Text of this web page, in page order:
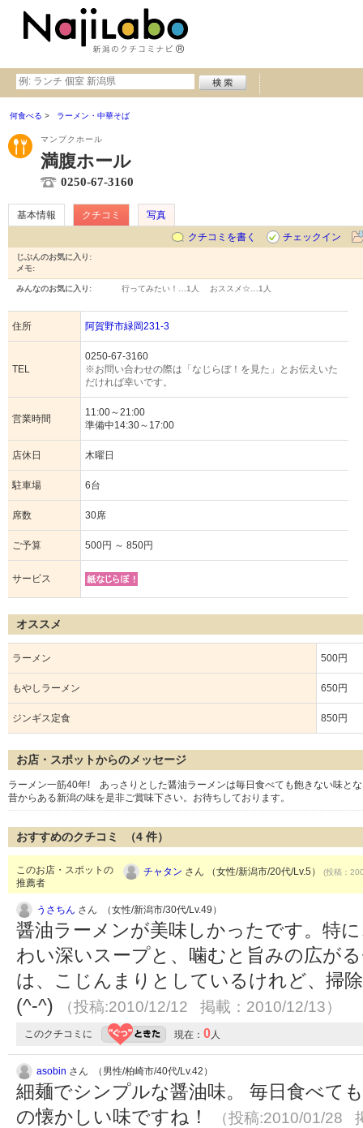
何食べる ラーメン・中華そば
マンプクホール
満腹ホール
0250-67-3160
基本情報 クチコミ
写真
クチコミを書く
チェックイン
じぶんのお気に入り:
メモ:
みんなのお気に入り: 行ってみたい！… 1人 おススメ☆… 1人
住所 阿賀野市緑岡231-3
TEL
0250-67-3160
※お問い合わせの際は「なじらぼ！を見た」とお伝えいた
だければ幸いです。
営業時間
11:00～21:00
準備中14:30～17:00
店休日 木曜日
駐車場 6台
席数 30席
ご予算 500円 ～ 850円
サービス
オススメ
ラーメン 500円
もやしラーメン 650円
ジンギス定食 850円
お店・スポットからのメッセージ
ラーメン一筋40年! あっさりとした醤油ラーメンは毎日食べても飽きない味と
昔からある新潟の味を是非ご賞味下さい。お待ちしております。
おすすめのクチコミ （4 件）
このお店・スポットの
推薦者
チャタン さん （女性/新潟市/20代/Lv.5） (投稿：
うさちん さん （女性/新潟市/30代/Lv.49）
醤油ラーメンが美味しかったです。特
わい深いスープと、噛むと旨みの広が
は、こじんまりとしているけれど、掃
(^-^)
（投稿:2010/12/12 掲載：2010/12/13）
このクチコミに 現在： 0人
asobin さん （男性/柏崎市/40代/Lv.42）
細麺でシンプルな醤油味。 毎日食べて
の懐かしい味ですね！
（投稿:2010/01/28